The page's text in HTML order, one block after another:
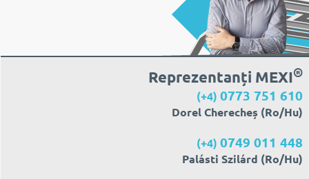
Reprezentanți MEXI®
(+4) 0773 751 610
Dorel Cherecheș (Ro/Hu)
(+4) 0749 011 448
Palásti Szilárd (Ro/Hu)